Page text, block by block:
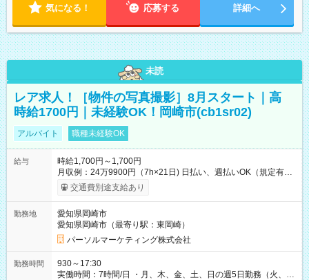
気になる！ 応募する 詳細へ
未読
レア求人！［物件の写真撮影］8月スタート｜高
時給1700円｜未経験OK！岡崎市(cb1sr02)
アルバイト 職種未経験OK
給与
時給1,700円～1,700円
月収例：24万9900円（7h×21日) 日払い、週払いOK（規定有
り） 【試用期間】試用期間なし
交通費別途支給あり
勤務地
愛知県岡崎市
愛知県岡崎市（最寄り駅：東岡崎）
パーソルマーケティング株式会社
勤務時間
930～17:30
実働時間：7時間/日 ・月、木、金、土、日の週5日勤務（火、水